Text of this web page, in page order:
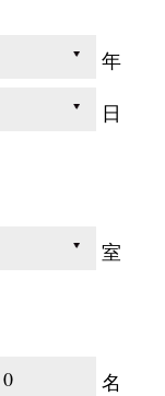
年
日
室
0 名